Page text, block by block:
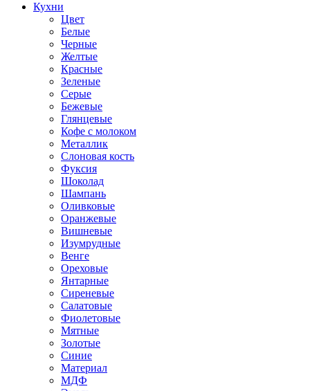
Кухни
Цвет
Белые
Черные
Желтые
Красные
Зеленые
Серые
Бежевые
Глянцевые
Кофе с молоком
Металлик
Слоновая кость
Фуксия
Шоколад
Шампань
Оливковые
Оранжевые
Вишневые
Изумрудные
Венге
Ореховые
Янтарные
Сиреневые
Салатовые
Фиолетовые
Мятные
Золотые
Синие
Материал
МДФ